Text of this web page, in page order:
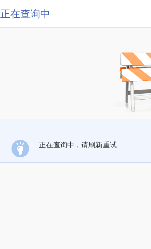
正在查询中
正在查询中，请刷新重试